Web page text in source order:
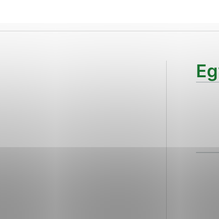
prevádzkovateľovi stránok pochopiť, ako návštevníci
a ponúknuť im lepšiu skúsenosť. Všetky dáta sa